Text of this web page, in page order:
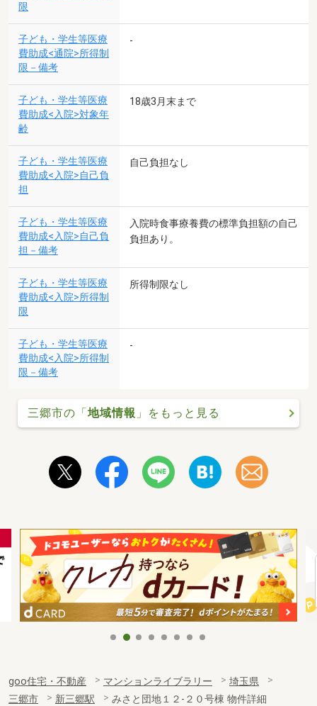
限
子ども・学生等医療
費助成<通院>所得制
限－備考
-
子ども・学生等医療
費助成<入院>対象年
齢
18歳3月末まで
子ども・学生等医療
費助成<入院>自己負
担
自己負担なし
子ども・学生等医療
費助成<入院>自己負
担－備考
入院時食事療養費の標準負担額の自己
負担あり。
子ども・学生等医療
費助成<入院>所得制
限
所得制限なし
子ども・学生等医療
費助成<入院>所得制
限－備考
-
三郷市の「地域情報 」をもっと見る
goo住宅・不動産 マンションライブラリー
埼玉県
三郷市
新三郷駅 みさと団地１２-２０号棟 物件詳細